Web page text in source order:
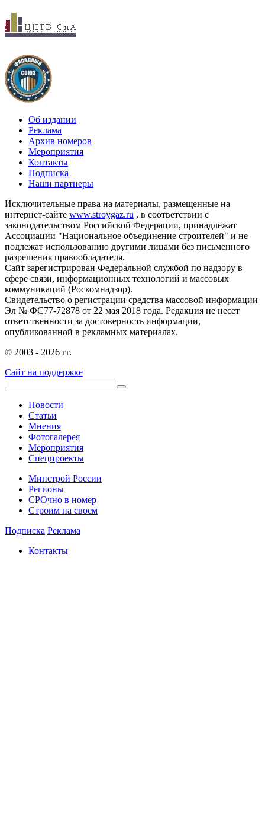
Об издании
Реклама
Архив номеров
Мероприятия
Контакты
Подписка
Наши партнеры
Исключительные права на материалы, размещенные на
интернет-сайте www.stroygaz.ru , в соответствии с
законодательством Российской Федерации, принадлежат
Ассоциации "Национальное объединение строителей" и не
подлежат использованию другими лицами без письменного
разрешения правообладателя.
Сайт зарегистрирован Федеральной службой по надзору в
сфере связи, информационных технологий и массовых
коммуникаций (Роскомнадзор).
Свидетельство о регистрации средства массовой информации
Эл № ФС77-72878 от 22 мая 2018 года. Редакция не несет
ответственности за достоверность информации,
опубликованной в рекламных материалах.
© 2003 - 2026 гг.
Сайт на поддержке
Новости
Статьи
Мнения
Фотогалерея
Мероприятия
Спецпроекты
Минстрой России
Регионы
СРОчно в номер
Строим на своем
Подписка Реклама
Контакты